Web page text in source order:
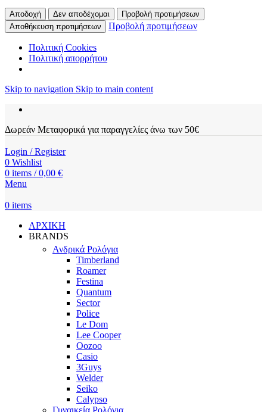
Αποδοχή Δεν αποδέχομαι
Προβολή προτιμήσεων
Αποθήκευση προτιμήσεων
Προβολή προτιμήσεων
Πολιτική Cookies
Πολιτική απορρήτου
Skip to navigation Skip to main content
Δωρεάν Μεταφορικά για παραγγελίες άνω των 50€
Login / Register
0 Wishlist
0 items / 0,00 €
Menu
0 items
ΑΡΧΙΚΗ
BRANDS
Ανδρικά Ρολόγια
Timberland
Roamer
Festina
Quantum
Sector
Police
Le Dom
Lee Cooper
Oozoo
Casio
3Guys
Welder
Seiko
Calypso